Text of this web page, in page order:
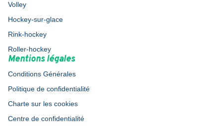
Volley
Hockey-sur-glace
Rink-hockey
Roller-hockey
Mentions légales
Conditions Générales
Politique de confidentialité
Charte sur les cookies
Centre de confidentialité